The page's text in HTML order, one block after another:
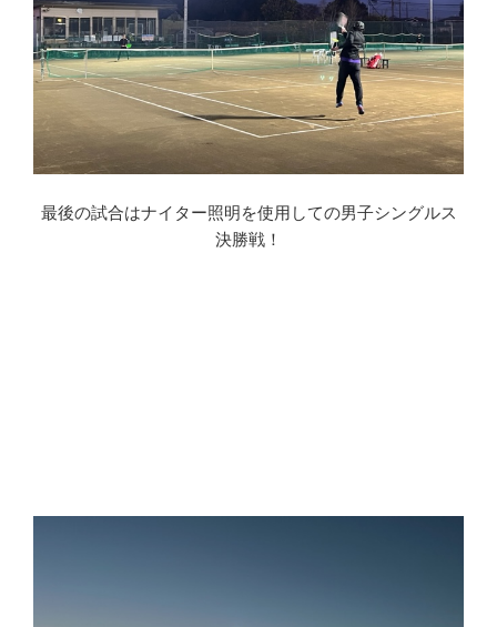
最後の試合はナイター照明を使用しての男子シングルス
決勝戦！